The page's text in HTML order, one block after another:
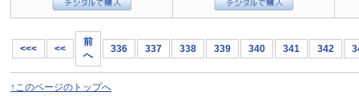
<<< <<
前
へ
336 337 338 339 340 341 342
↑このページのトップへ